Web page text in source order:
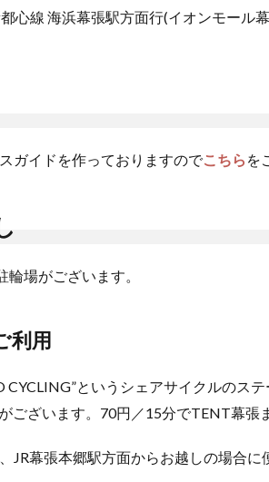
心線 海浜幕張駅方面行(イオンモール
ガイドを作っておりますのでこちら を
場がございます。
利用
CYCLING”というシェアサイクルのス
ございます。70円／15分でTENT幕張
JR幕張本郷駅方面からお越しの場合に